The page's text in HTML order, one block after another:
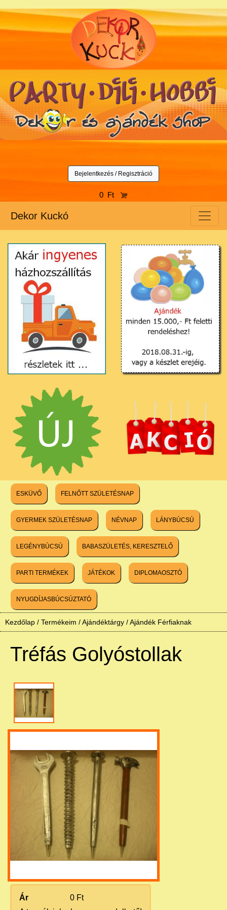
Bejelentkezés / Regisztráció
0 Ft
Dekor Kuckó
ESKÜVŐ FELNŐTT SZÜLETÉSNAP
GYERMEK SZÜLETÉSNAP NÉVNAP LÁNYBÚCSÚ
LEGÉNYBÚCSÚ BABASZÜLETÉS, KERESZTELŐ
PARTI TERMÉKEK JÁTÉKOK DIPLOMAOSZTÓ
NYUGDÍJASBÚCSÚZTATÓ
Kezdőlap / Termékeim /Ajándéktárgy /Ajándék Férfiaknak
Tréfás Golyóstollak
Ár
0 Ft